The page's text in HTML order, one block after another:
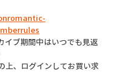
イブ期間中はいつでも見返
上、ログインしてお買い求